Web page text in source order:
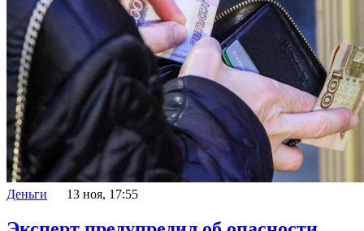
Деньги 13 ноя, 17:55